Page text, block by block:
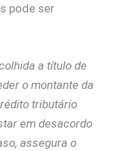
pode ser
a título de
o montante da
tributário
em desacordo
assegura o